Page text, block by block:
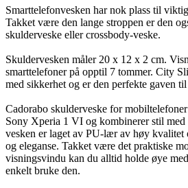
Smarttelefonvesken har nok plass til
Takket være den lange stroppen er den
skulderveske eller crossbody-veske.
Skuldervesken måler 20 x 12 x 2 cm.
smarttelefoner på opptil 7 tommer. City
med sikkerhet og er den perfekte gaven
Cadorabo skulderveske for
Sony Xperia 1 VI og kombinerer stil
vesken er laget av PU-lær av høy kvalitet
og eleganse. Takket være det praktiske
visningsvindu kan du alltid holde øye
enkelt bruke den.